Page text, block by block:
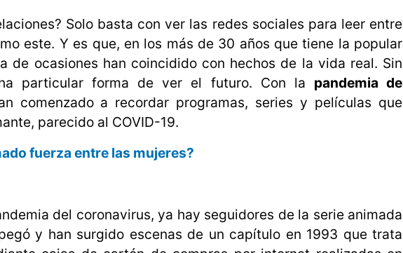
Solo basta con ver las redes sociales para leer entre
este. Y es que, en los más de 30 años que tiene la popular
de ocasiones han coincidido con hechos de la vida real. Sin
particular forma de ver el futuro. Con la pandemia de
comenzado a recordar programas, series y películas que
parecido al COVID-19.
fuerza entre las mujeres?
del coronavirus, ya hay seguidores de la serie animada
y han surgido escenas de un capítulo en 1993 que trata